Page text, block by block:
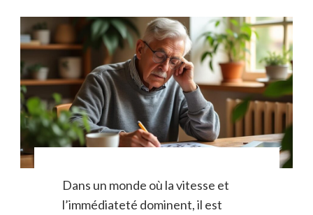
Dans un monde où la vitesse et
l’immédiateté dominent, il est